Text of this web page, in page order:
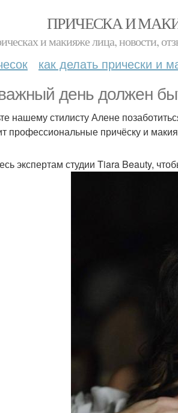
ПРИЧЕСКА И
и макияже лица, новости,
как делать прически и
день должен
нашему стилисту Алене
профессиональные причёску и
экспертам студии Tiara Beauty,